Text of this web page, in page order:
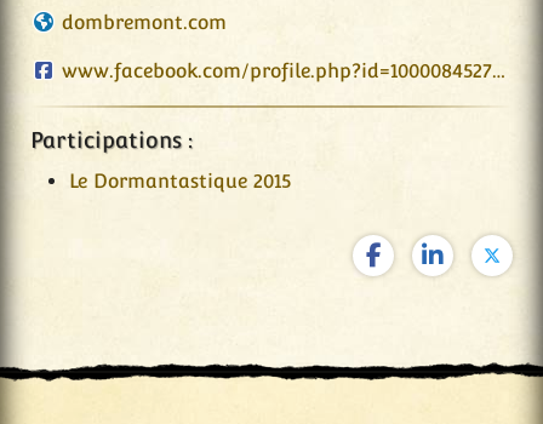
dombremont.com
www.facebook.com/profile.php?id=100008452759249
Participations :
Le Dormantastique 2015